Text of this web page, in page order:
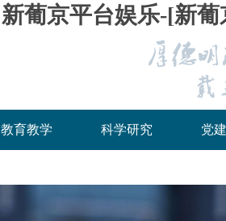
新葡京平台娱乐-[新葡
教育教学 科学研究 党